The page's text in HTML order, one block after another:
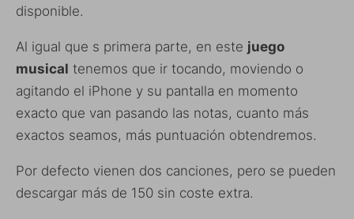
disponible.
Al igual que s primera parte, en este juego
musical tenemos que ir tocando, moviendo o
agitando el iPhone y su pantalla en momento
exacto que van pasando las notas, cuanto más
exactos seamos, más puntuación obtendremos.
Por defecto vienen dos canciones, pero se pueden
descargar más de 150 sin coste extra.